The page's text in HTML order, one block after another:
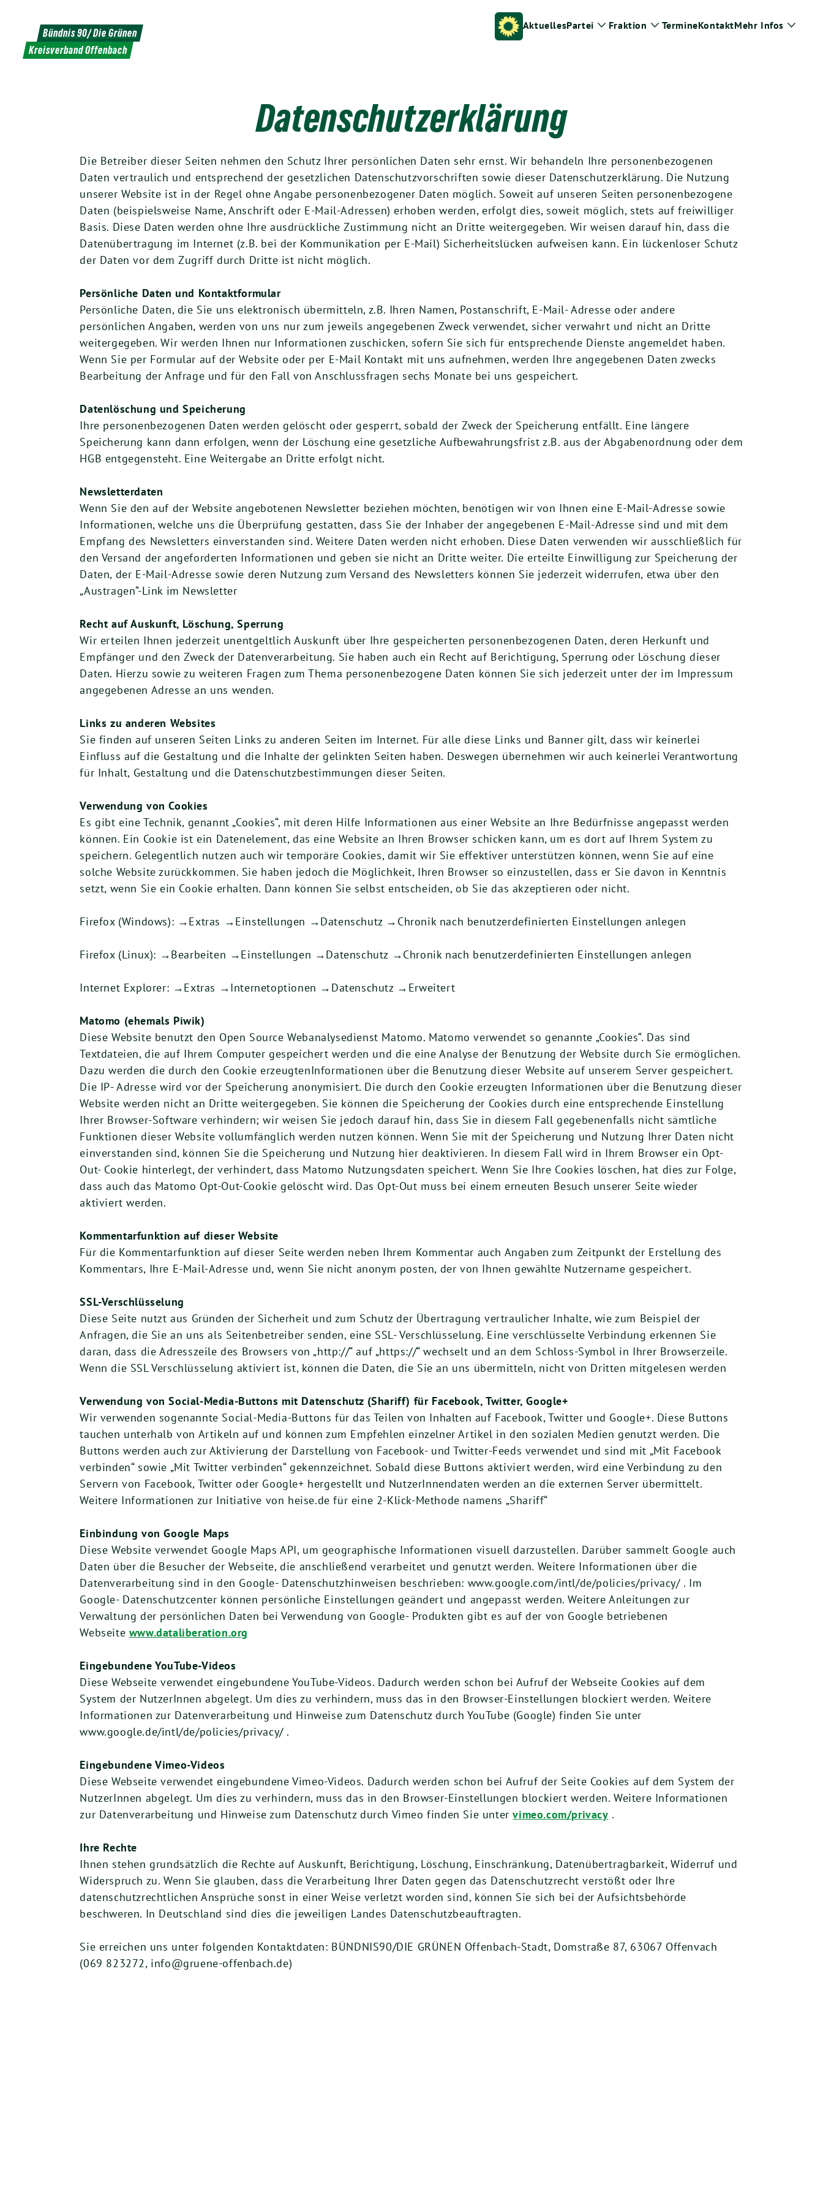
Inhalt
Bündnis 90/ Die Grünen
Kreisverband Offenbach
AktuellesPartei Zeige
Fraktion
Zeige
TermineKontaktMehr Infos Zeige
Datenschutzerklärung
Die Betreiber dieser Seiten nehmen den Schutz Ihrer persönlichen Daten sehr ernst. Wir behandeln Ihre personenbezogenen
Daten vertraulich und entsprechend der gesetzlichen Datenschutzvorschriften sowie dieser Datenschutzerklärung. Die Nutzung
unserer Website ist in der Regel ohne Angabe personenbezogener Daten möglich. Soweit auf unseren Seiten personenbezogene
Daten (beispielsweise Name, Anschrift oder E-Mail-Adressen) erhoben werden, erfolgt dies, soweit möglich, stets auf freiwilliger
Basis. Diese Daten werden ohne Ihre ausdrückliche Zustimmung nicht an Dritte weitergegeben. Wir weisen darauf hin, dass die
Datenübertragung im Internet (z.B. bei der Kommunikation per E-Mail) Sicherheitslücken aufweisen kann. Ein lückenloser Schutz
der Daten vor dem Zugriff durch Dritte ist nicht möglich.
Persönliche Daten und Kontaktformular
Persönliche Daten, die Sie uns elektronisch übermitteln, z.B. Ihren Namen, Postanschrift, E-Mail- Adresse oder andere
persönlichen Angaben, werden von uns nur zum jeweils angegebenen Zweck verwendet, sicher verwahrt und nicht an Dritte
weitergegeben. Wir werden Ihnen nur Informationen zuschicken, sofern Sie sich für entsprechende Dienste angemeldet haben.
Wenn Sie per Formular auf der Website oder per E-Mail Kontakt mit uns aufnehmen, werden Ihre angegebenen Daten zwecks
Bearbeitung der Anfrage und für den Fall von Anschlussfragen sechs Monate bei uns gespeichert.
Datenlöschung und Speicherung
Ihre personenbezogenen Daten werden gelöscht oder gesperrt, sobald der Zweck der Speicherung entfällt. Eine längere
Speicherung kann dann erfolgen, wenn der Löschung eine gesetzliche Aufbewahrungsfrist z.B. aus der Abgabenordnung oder dem
HGB entgegensteht. Eine Weitergabe an Dritte erfolgt nicht.
Newsletterdaten
Wenn Sie den auf der Website angebotenen Newsletter beziehen möchten, benötigen wir von Ihnen eine E-Mail-Adresse sowie
Informationen, welche uns die Überprüfung gestatten, dass Sie der Inhaber der angegebenen E-Mail-Adresse sind und mit dem
Empfang des Newsletters einverstanden sind. Weitere Daten werden nicht erhoben. Diese Daten verwenden wir ausschließlich für
den Versand der angeforderten Informationen und geben sie nicht an Dritte weiter. Die erteilte Einwilligung zur Speicherung der
Daten, der E-Mail-Adresse sowie deren Nutzung zum Versand des Newsletters können Sie jederzeit widerrufen, etwa über den
„Austragen“-Link im Newsletter
Recht auf Auskunft, Löschung, Sperrung
Wir erteilen Ihnen jederzeit unentgeltlich Auskunft über Ihre gespeicherten personenbezogenen Daten, deren Herkunft und
Empfänger und den Zweck der Datenverarbeitung. Sie haben auch ein Recht auf Berichtigung, Sperrung oder Löschung dieser
Daten. Hierzu sowie zu weiteren Fragen zum Thema personenbezogene Daten können Sie sich jederzeit unter der im Impressum
angegebenen Adresse an uns wenden.
Links zu anderen Websites
Sie finden auf unseren Seiten Links zu anderen Seiten im Internet. Für alle diese Links und Banner gilt, dass wir keinerlei
Einfluss auf die Gestaltung und die Inhalte der gelinkten Seiten haben. Deswegen übernehmen wir auch keinerlei Verantwortung
für Inhalt, Gestaltung und die Datenschutzbestimmungen dieser Seiten.
Verwendung von Cookies
Es gibt eine Technik, genannt „Cookies“, mit deren Hilfe Informationen aus einer Website an Ihre Bedürfnisse angepasst werden
können. Ein Cookie ist ein Datenelement, das eine Website an Ihren Browser schicken kann, um es dort auf Ihrem System zu
speichern. Gelegentlich nutzen auch wir temporäre Cookies, damit wir Sie effektiver unterstützen können, wenn Sie auf eine
solche Website zurückkommen. Sie haben jedoch die Möglichkeit, Ihren Browser so einzustellen, dass er Sie davon in Kenntnis
setzt, wenn Sie ein Cookie erhalten. Dann können Sie selbst entscheiden, ob Sie das akzeptieren oder nicht.
Firefox (Windows): →Extras →Einstellungen →Datenschutz →Chronik nach benutzerdefinierten Einstellungen anlegen
Firefox (Linux): →Bearbeiten →Einstellungen →Datenschutz →Chronik nach benutzerdefinierten Einstellungen anlegen
Internet Explorer: →Extras →Internetoptionen →Datenschutz →Erweitert
Matomo (ehemals Piwik)
Diese Website benutzt den Open Source Webanalysedienst Matomo. Matomo verwendet so genannte „Cookies“. Das sind
Textdateien, die auf Ihrem Computer gespeichert werden und die eine Analyse der Benutzung der Website durch Sie ermöglichen.
Dazu werden die durch den Cookie erzeugtenInformationen über die Benutzung dieser Website auf unserem Server gespeichert.
Die IP- Adresse wird vor der Speicherung anonymisiert. Die durch den Cookie erzeugten Informationen über die Benutzung dieser
Website werden nicht an Dritte weitergegeben. Sie können die Speicherung der Cookies durch eine entsprechende Einstellung
Ihrer Browser-Software verhindern; wir weisen Sie jedoch darauf hin, dass Sie in diesem Fall gegebenenfalls nicht sämtliche
Funktionen dieser Website vollumfänglich werden nutzen können. Wenn Sie mit der Speicherung und Nutzung Ihrer Daten nicht
einverstanden sind, können Sie die Speicherung und Nutzung hier deaktivieren. In diesem Fall wird in Ihrem Browser ein Opt-
Out- Cookie hinterlegt, der verhindert, dass Matomo Nutzungsdaten speichert. Wenn Sie Ihre Cookies löschen, hat dies zur Folge,
dass auch das Matomo Opt-Out-Cookie gelöscht wird. Das Opt-Out muss bei einem erneuten Besuch unserer Seite wieder
aktiviert werden.
Kommentarfunktion auf dieser Website
Für die Kommentarfunktion auf dieser Seite werden neben Ihrem Kommentar auch Angaben zum Zeitpunkt der Erstellung des
Kommentars, Ihre E-Mail-Adresse und, wenn Sie nicht anonym posten, der von Ihnen gewählte Nutzername gespeichert.
SSL-Verschlüsselung
Diese Seite nutzt aus Gründen der Sicherheit und zum Schutz der Übertragung vertraulicher Inhalte, wie zum Beispiel der
Anfragen, die Sie an uns als Seitenbetreiber senden, eine SSL- Verschlüsselung. Eine verschlüsselte Verbindung erkennen Sie
daran, dass die Adresszeile des Browsers von „http://“ auf „https://“ wechselt und an dem Schloss-Symbol in Ihrer Browserzeile.
Wenn die SSL Verschlüsselung aktiviert ist, können die Daten, die Sie an uns übermitteln, nicht von Dritten mitgelesen werden
Verwendung von Social-Media-Buttons mit Datenschutz (Shariff) für Facebook, Twitter, Google+
Wir verwenden sogenannte Social-Media-Buttons für das Teilen von Inhalten auf Facebook, Twitter und Google+. Diese Buttons
tauchen unterhalb von Artikeln auf und können zum Empfehlen einzelner Artikel in den sozialen Medien genutzt werden. Die
Buttons werden auch zur Aktivierung der Darstellung von Facebook- und Twitter-Feeds verwendet und sind mit „Mit Facebook
verbinden“ sowie „Mit Twitter verbinden“ gekennzeichnet. Sobald diese Buttons aktiviert werden, wird eine Verbindung zu den
Servern von Facebook, Twitter oder Google+ hergestellt und NutzerInnendaten werden an die externen Server übermittelt.
Weitere Informationen zur Initiative von heise.de für eine 2-Klick-Methode namens „Shariff“
Einbindung von Google Maps
Diese Website verwendet Google Maps API, um geographische Informationen visuell darzustellen. Darüber sammelt Google auch
Daten über die Besucher der Webseite, die anschließend verarbeitet und genutzt werden. Weitere Informationen über die
Datenverarbeitung sind in den Google- Datenschutzhinweisen beschrieben: www.google.com/intl/de/policies/privacy/ . Im
Google- Datenschutzcenter können persönliche Einstellungen geändert und angepasst werden. Weitere Anleitungen zur
Verwaltung der persönlichen Daten bei Verwendung von Google- Produkten gibt es auf der von Google betriebenen
Webseite www.dataliberation.org
Eingebundene YouTube-Videos
Diese Webseite verwendet eingebundene YouTube-Videos. Dadurch werden schon bei Aufruf der Webseite Cookies auf dem
System der NutzerInnen abgelegt. Um dies zu verhindern, muss das in den Browser-Einstellungen blockiert werden. Weitere
Informationen zur Datenverarbeitung und Hinweise zum Datenschutz durch YouTube (Google) finden Sie unter
www.google.de/intl/de/policies/privacy/ .
Eingebundene Vimeo-Videos
Diese Webseite verwendet eingebundene Vimeo-Videos. Dadurch werden schon bei Aufruf der Seite Cookies auf dem System der
NutzerInnen abgelegt. Um dies zu verhindern, muss das in den Browser-Einstellungen blockiert werden. Weitere Informationen
zur Datenverarbeitung und Hinweise zum Datenschutz durch Vimeo finden Sie untervimeo.com/privacy .
Ihre Rechte
Ihnen stehen grundsätzlich die Rechte auf Auskunft, Berichtigung, Löschung, Einschränkung, Datenübertragbarkeit, Widerruf und
Widerspruch zu. Wenn Sie glauben, dass die Verarbeitung Ihrer Daten gegen das Datenschutzrecht verstößt oder Ihre
datenschutzrechtlichen Ansprüche sonst in einer Weise verletzt worden sind, können Sie sich bei der Aufsichtsbehörde
beschweren. In Deutschland sind dies die jeweiligen Landes Datenschutzbeauftragten.
Sie erreichen uns unter folgenden Kontaktdaten: BÜNDNIS90/DIE GRÜNEN Offenbach-Stadt, Domstraße 87, 63067 Offenvach
(069 823272, info@gruene-offenbach.de)